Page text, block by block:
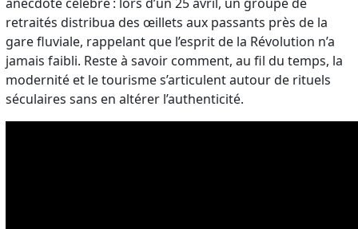
retraités distribua des œillets aux passants près de la
gare fluviale, rappelant que l’esprit de la Révolution n’a
jamais faibli. Reste à savoir comment, au fil du temps, la
modernité et le tourisme s’articulent autour de rituels
séculaires sans en altérer l’authenticité.